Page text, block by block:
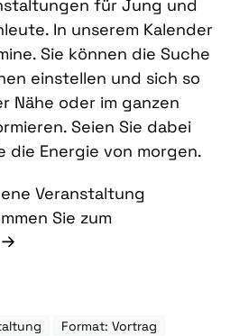
für Jung und
In unserem Kalender
Sie können die Suche
einstellen und sich so
Nähe oder im ganzen
Seien Sie dabei
die Energie von morgen.
Veranstaltung
Sie zum
Format: Vortrag